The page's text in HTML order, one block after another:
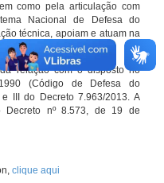
como pela articulação com
Nacional de Defesa do
técnica, apoiam e atuam na
relação com o disposto no
(Código de Defesa do
III do Decreto 7.963/2013. A
Decreto nº 8.573, de 19 de
clique aqui